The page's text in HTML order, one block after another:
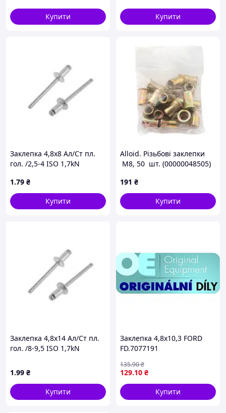
Купити
Купити
Заклепка 4,8х8 Ал/Ст пл.
гол. /2,5-4 ISO 1,7kN
1.79 ₴
Купити
Alloid. Pізьбові заклепки
M8, 50 шт. (00000048505)
191 ₴
Купити
Заклепка 4,8х14 Ал/Ст пл.
гол. /8-9,5 ISO 1,7kN
1.99 ₴
Купити
Заклепка 4,8х10,3 FORD
FD.7077191
129.10 ₴
135.90₴
Купити